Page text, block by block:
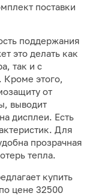
поставки
поддержания
это делать как
так и с
Кроме этого,
от
выводит
дисплеи. Есть
Для
прозрачная
тепла.
купить
цене 32500